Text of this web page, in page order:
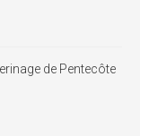
de Pentecôte